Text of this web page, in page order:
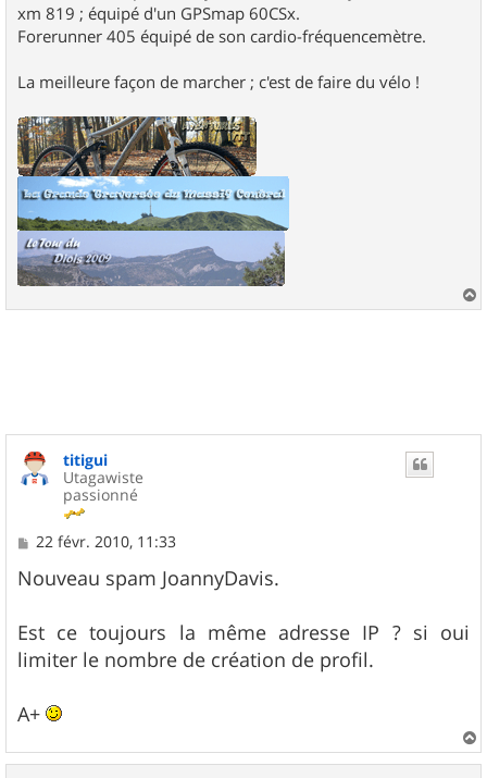
xm 819 ; équipé d'un GPSmap 60CSx.
Forerunner 405 équipé de son cardio-fréquencemètre.
La meilleure façon de marcher ; c'est de faire du vélo !
a
titigui
Utagawiste
passionné
M
s
s
g
e
22 févr. 2010, 11:33
Nouveau spam JoannyDavis.
Est ce toujours la même adresse IP ? si oui
limiter le nombre de création de profil.
A+
a